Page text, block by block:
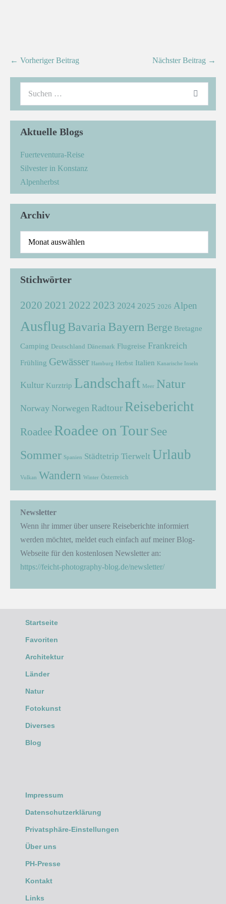
← Vorheriger Beitrag Nächster Beitrag →
Aktuelle Blogs
Fuerteventura-Reise
Silvester in Konstanz
Alpenherbst
Archiv
Stichwörter
2020 2021 2022 2023 2024 2025 2026 Alpen
Ausflug Bavaria Bayern Berge Bretagne
Camping Deutschland Dänemark Flugreise Frankreich
Frühling Gewässer Hamburg Herbst Italien Kanarische Inseln
Kultur Kurztrip Landschaft Meer Natur
Norway Norwegen Radtour Reisebericht
Roadee Roadee on Tour See
Sommer Spanien Städtetrip Tierwelt Urlaub
Vulkan Wandern Winter Österreich
Newsletter
Wenn ihr immer über unsere Reiseberichte informiert
werden möchtet, meldet euch einfach auf meiner Blog-
Webseite für den kostenlosen Newsletter an:
https://feicht-photography-blog.de/newsletter/
Startseite
Favoriten
Architektur
Länder
Natur
Fotokunst
Diverses
Blog
Impressum
Datenschutzerklärung
Privatsphäre-Einstellungen
Über uns
PH-Presse
Kontakt
Links